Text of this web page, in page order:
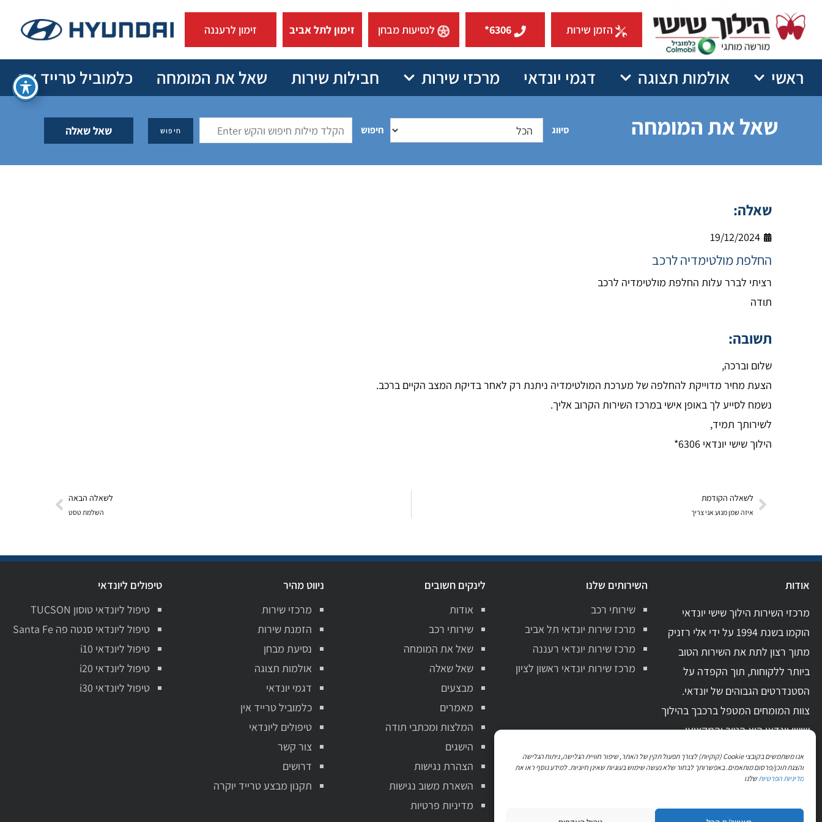
אנו משתמשים בקובצי Cookie (קוקיות) לצורך תפעול תקין של האתר, שיפור חוויית הגלישה, ניתוח הגלישה
והצגת תוכן/פרסום מותאמים. באפשרותך לבחור שלא נעשה שימוש בעוגיות שאינן חיוניות. למידע נוסף ראו את
מדיניות הפרטיותשלנו
הזמן שירות 6306* לנסיעות מבחן זימון לתל אביב זימון לרעננה
ראשי אולמות תצוגה דגמי יונדאי מרכזי שירות חבילות שירות שאל את המומחה כלמוביל טרייד אין
שאל את המומחה סיווג חיפוש שאל שאלה
שאלה:
19/12/2024
החלפת מולטימדיה לרכב
רציתי לברר עלות החלפת מולטימדיה לרכב
תודה
תשובה:
שלום וברכה,
הצעת מחיר מדוייקת להחלפה של מערכת המולטימדיה ניתנת רק לאחר בדיקת המצב הקיים ברכב.
נשמח לסייע לך באופן אישי במרכז השירות הקרוב אליך.
לשירותך תמיד,
הילוך שישי יונדאי 6306*
לשאלה הקודמת
איזה שמן מנוע אני צריך
לשאלה הבאה
השלמת טסט
אודות
מרכזי השירות הילוך שישי יונדאי
הוקמו בשנת 1994 על ידי אלי רזניק
מתוך רצון לתת את השירות הטוב
ביותר ללקוחות, תוך הקפדה על
הסטנדרטים הגבוהים של יונדאי.
צוות המומחים המטפל ברכבך בהילוך
שישי יונדאי הוא הטוב והמקצועי
וניסיון מעשי רב.
השירותים שלנו
שירותי רכב
מרכז שירות יונדאי תל אביב
מרכז שירות יונדאי רעננה
מרכז שירות יונדאי ראשון לציון
לינקים חשובים
אודות
שירותי רכב
שאל את המומחה
שאל שאלה
מבצעים
מאמרים
המלצות ומכתבי תודה
הישגים
הצהרת נגישות
השארת משוב נגישות
מדיניות פרטיות
ניווט מהיר
מרכזי שירות
הזמנת שירות
נסיעת מבחן
אולמות תצוגה
דגמי יונדאי
כלמוביל טרייד אין
טיפולים ליונדאי
צור קשר
דרושים
תקנון מבצע טרייד יוקרה
טיפולים ליונדאי
טיפול ליונדאי טוסון TUCSON
טיפול ליונדאי סנטה פה Santa Fe
טיפול ליונדאי i10
טיפול ליונדאי i20
טיפול ליונדאי i30